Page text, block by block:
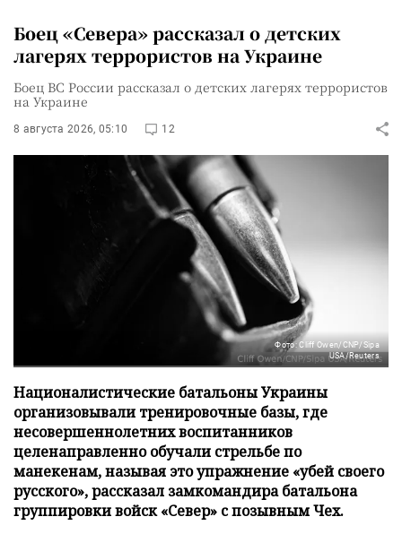
Боец «Севера» рассказал о детских
лагерях террористов на Украине
Боец ВС России рассказал о детских лагерях террористов
на Украине
8 августа 2026, 05:10 12
Фото: Cliff Owen/CNP/Sipa
USA/Reuters
Националистические батальоны Украины
организовывали тренировочные базы, где
несовершеннолетних воспитанников
целенаправленно обучали стрельбе по
манекенам, называя это упражнение «убей своего
русского», рассказал замкомандира батальона
группировки войск «Север» с позывным Чех.